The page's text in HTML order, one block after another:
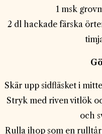
1 msk
2 dl hackade färska
Skär upp sidfläsket i
Stryk med riven vitlök
och
Rulla ihop som en